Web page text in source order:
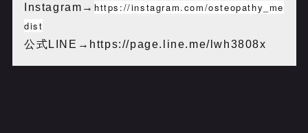
Instagram→ https://instagram.com/osteopathy_me
dist
公式LINE→https://page.line.me/lwh3808x